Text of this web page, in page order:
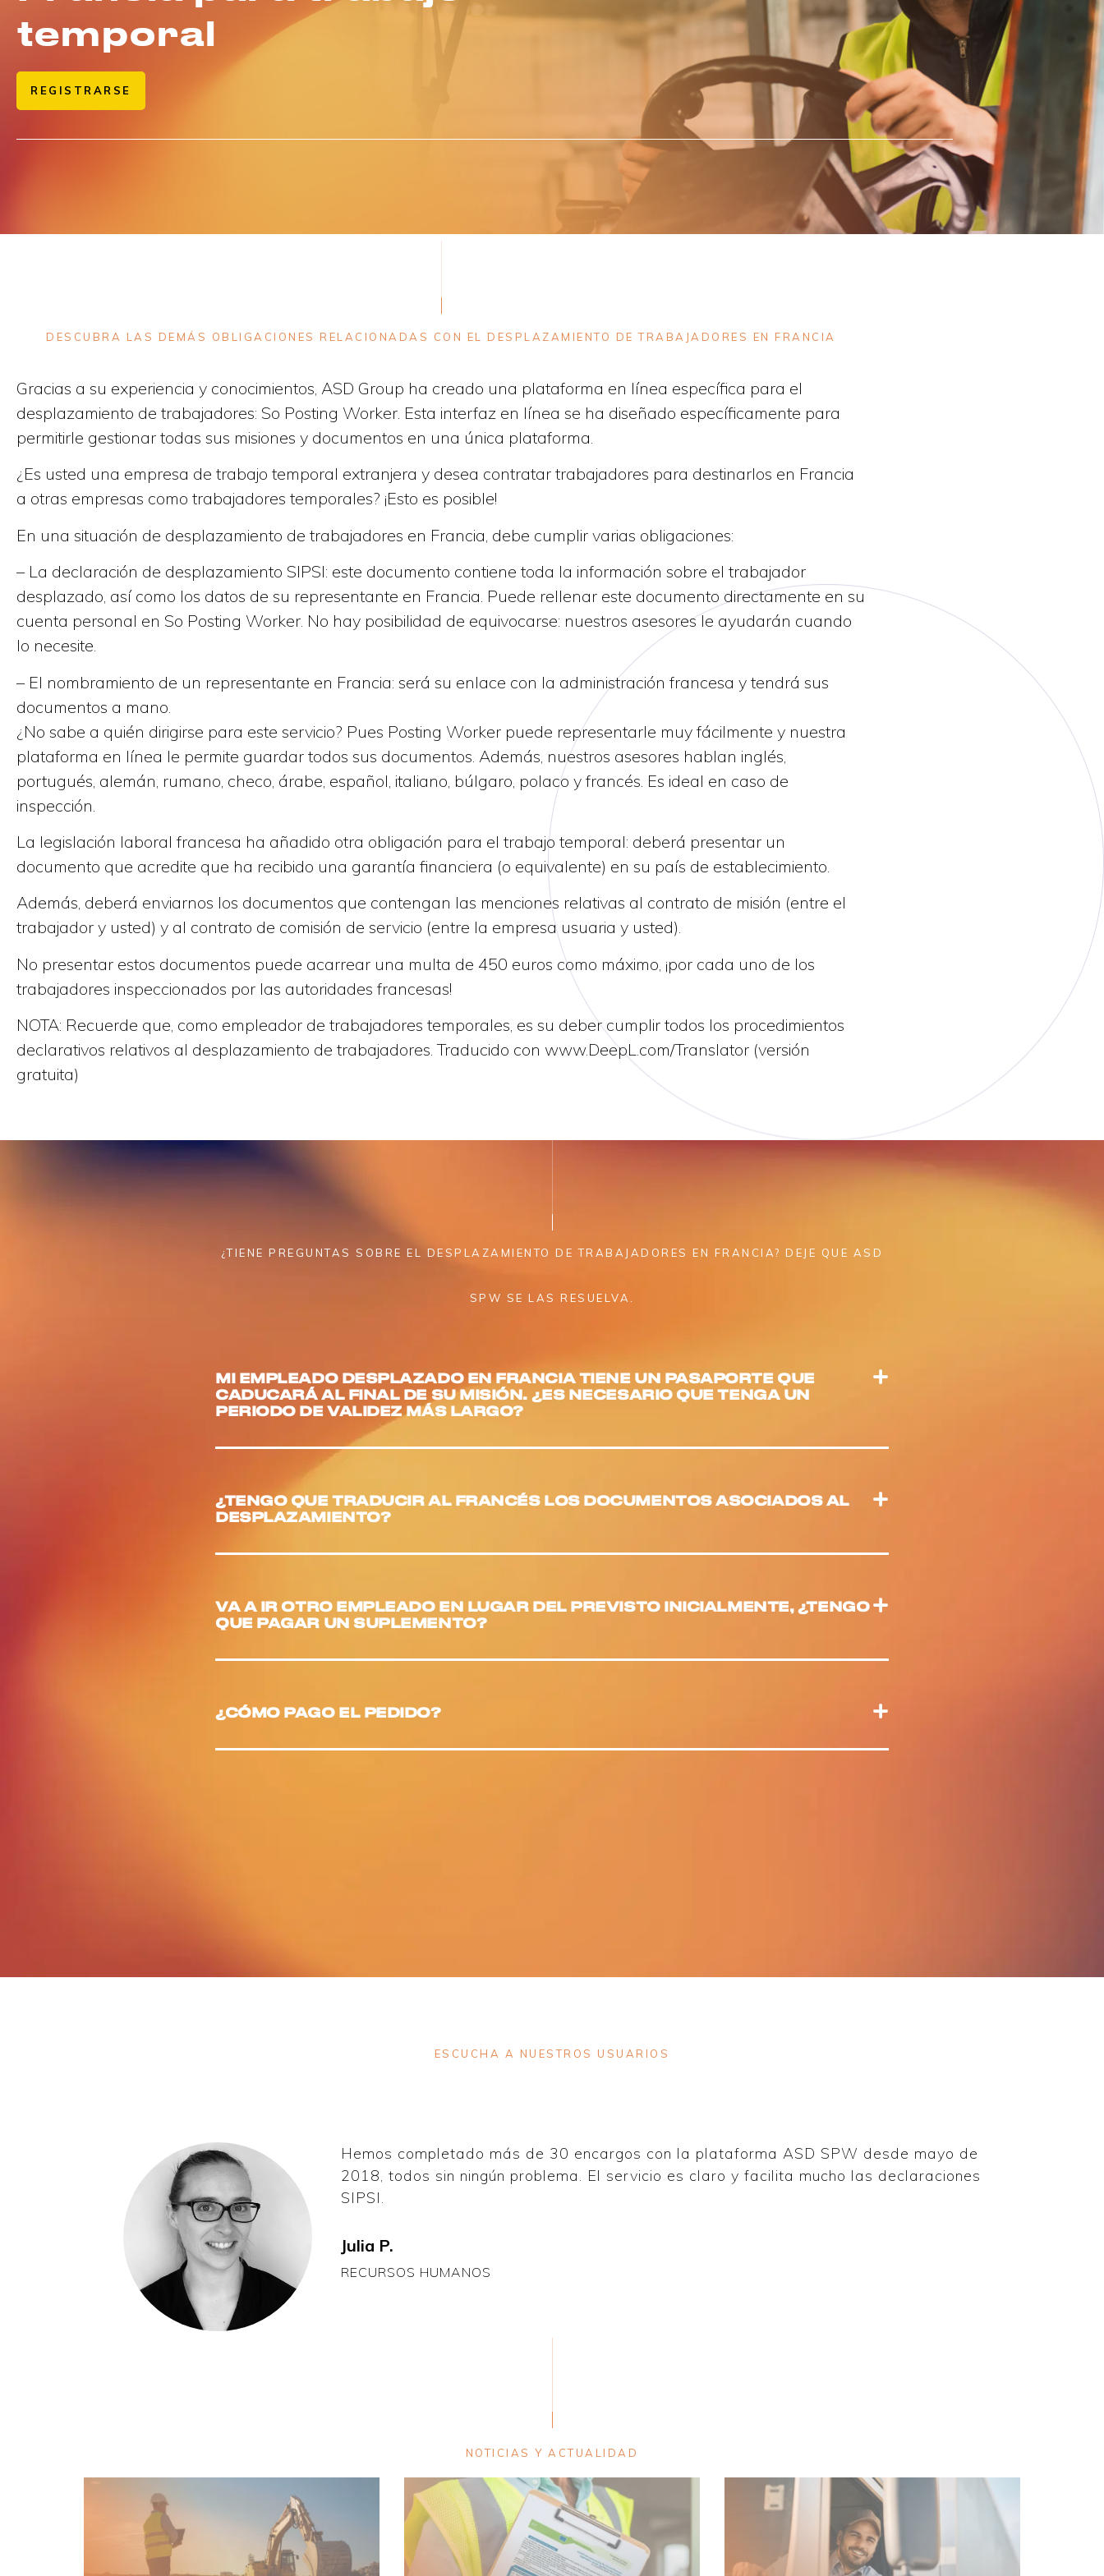
temporal
REGISTRARSE
DESCUBRA LAS DEMÁS OBLIGACIONES RELACIONADAS CON EL DESPLAZAMIENTO DE TRABAJADORES EN FRANCIA
Gracias a su experiencia y conocimientos, ASD Group ha creado una plataforma en línea específica para el
desplazamiento de trabajadores: So Posting Worker. Esta interfaz en línea se ha diseñado específicamente para
permitirle gestionar todas sus misiones y documentos en una única plataforma.
¿Es usted una empresa de trabajo temporal extranjera y desea contratar trabajadores para destinarlos en Francia
a otras empresas como trabajadores temporales? ¡Esto es posible!
En una situación de desplazamiento de trabajadores en Francia, debe cumplir varias obligaciones:
– La declaración de desplazamiento SIPSI: este documento contiene toda la información sobre el trabajador
desplazado, así como los datos de su representante en Francia. Puede rellenar este documento directamente en su
cuenta personal en So Posting Worker. No hay posibilidad de equivocarse: nuestros asesores le ayudarán cuando
lo necesite.
– El nombramiento de un representante en Francia: será su enlace con la administración francesa y tendrá sus
documentos a mano.
¿No sabe a quién dirigirse para este servicio? Pues Posting Worker puede representarle muy fácilmente y nuestra
plataforma en línea le permite guardar todos sus documentos. Además, nuestros asesores hablan inglés,
portugués, alemán, rumano, checo, árabe, español, italiano, búlgaro, polaco y francés. Es ideal en caso de
inspección.
La legislación laboral francesa ha añadido otra obligación para el trabajo temporal: deberá presentar un
documento que acredite que ha recibido una garantía financiera (o equivalente) en su país de establecimiento.
Además, deberá enviarnos los documentos que contengan las menciones relativas al contrato de misión (entre el
trabajador y usted) y al contrato de comisión de servicio (entre la empresa usuaria y usted).
No presentar estos documentos puede acarrear una multa de 450 euros como máximo, ¡por cada uno de los
trabajadores inspeccionados por las autoridades francesas!
NOTA: Recuerde que, como empleador de trabajadores temporales, es su deber cumplir todos los procedimientos
declarativos relativos al desplazamiento de trabajadores. Traducido con www.DeepL.com/Translator (versión
gratuita)
¿TIENE PREGUNTAS SOBRE EL DESPLAZAMIENTO DE TRABAJADORES EN FRANCIA? DEJE QUE ASD
SPW SE LAS RESUELVA.
MI EMPLEADO DESPLAZADO EN FRANCIA TIENE UN PASAPORTE QUE
CADUCARÁ AL FINAL DE SU MISIÓN. ¿ES NECESARIO QUE TENGA UN
PERIODO DE VALIDEZ MÁS LARGO?
¿TENGO QUE TRADUCIR AL FRANCÉS LOS DOCUMENTOS ASOCIADOS AL
DESPLAZAMIENTO?
VA A IR OTRO EMPLEADO EN LUGAR DEL PREVISTO INICIALMENTE, ¿TENGO
QUE PAGAR UN SUPLEMENTO?
¿CÓMO PAGO EL PEDIDO?
ESCUCHA A NUESTROS USUARIOS
Hemos completado más de 30 encargos con la plataforma ASD SPW desde mayo de
2018, todos sin ningún problema. El servicio es claro y facilita mucho las declaraciones
SIPSI.
Julia P.
RECURSOS HUMANOS
NOTICIAS Y ACTUALIDAD